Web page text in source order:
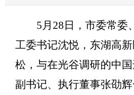
5月28日，市委常委
工委书记沈悦，东湖高
松，与在光谷调研的中
副书记、执行董事张劭辉